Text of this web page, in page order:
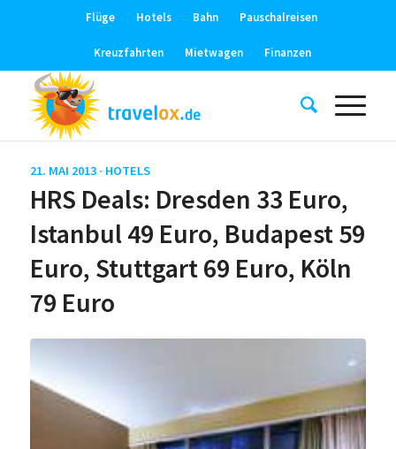
Flüge Hotels Bahn Pauschalreisen
Kreuzfahrten Mietwagen Finanzen
21. MAI 2013 · HOTELS
HRS Deals: Dresden 33 Euro,
Istanbul 49 Euro, Budapest 59
Euro, Stuttgart 69 Euro, Köln
79 Euro